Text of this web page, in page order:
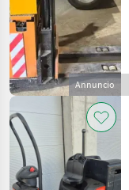
Annuncio